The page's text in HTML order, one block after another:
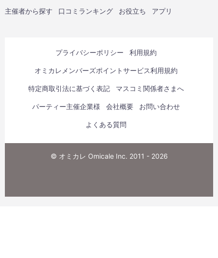
主催者から探す 口コミランキング お役立ち アプリ
プライバシーポリシー 利用規約
オミカレメンバーズポイントサービス利用規約
特定商取引法に基づく表記 マスコミ関係者さまへ
パーティー主催企業様 会社概要 お問い合わせ
よくある質問
© オミカレ Omicale Inc. 2011 - 2026